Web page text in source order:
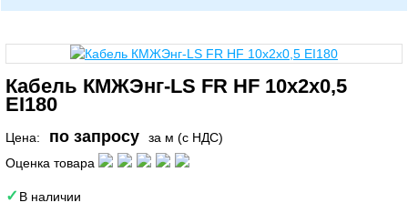
Кабель КМЖЭнг-LS FR HF 10х2х0,5
EI180
Цена: по запросу
за м (с НДС)
Оценка товара
В наличии